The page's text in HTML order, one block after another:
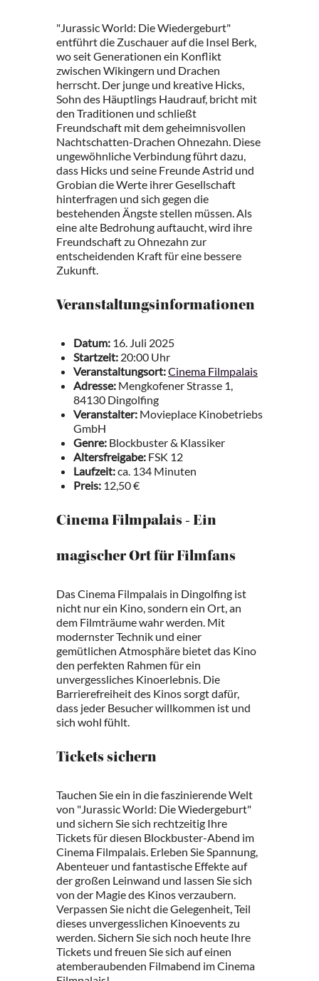
"Jurassic World: Die Wiedergeburt"
entführt die Zuschauer auf die Insel Berk,
wo seit Generationen ein Konflikt
zwischen Wikingern und Drachen
herrscht. Der junge und kreative Hicks,
Sohn des Häuptlings Haudrauf, bricht mit
den Traditionen und schließt
Freundschaft mit dem geheimnisvollen
Nachtschatten-Drachen Ohnezahn. Diese
ungewöhnliche Verbindung führt dazu,
dass Hicks und seine Freunde Astrid und
Grobian die Werte ihrer Gesellschaft
hinterfragen und sich gegen die
bestehenden Ängste stellen müssen. Als
eine alte Bedrohung auftaucht, wird ihre
Freundschaft zu Ohnezahn zur
entscheidenden Kraft für eine bessere
Zukunft.
Veranstaltungsinformationen
Datum: 16. Juli 2025
Startzeit: 20:00 Uhr
Veranstaltungsort:Cinema Filmpalais
Adresse: Mengkofener Strasse 1,
84130 Dingolfing
Veranstalter: Movieplace Kinobetriebs
GmbH
Genre: Blockbuster & Klassiker
Altersfreigabe: FSK 12
Laufzeit:ca. 134 Minuten
Preis: 12,50 €
Cinema Filmpalais - Ein
magischer Ort für Filmfans
Das Cinema Filmpalais in Dingolfing ist
nicht nur ein Kino, sondern ein Ort, an
dem Filmträume wahr werden. Mit
modernster Technik und einer
gemütlichen Atmosphäre bietet das Kino
den perfekten Rahmen für ein
unvergessliches Kinoerlebnis. Die
Barrierefreiheit des Kinos sorgt dafür,
dass jeder Besucher willkommen ist und
sich wohl fühlt.
Tickets sichern
Tauchen Sie ein in die faszinierende Welt
von "Jurassic World: Die Wiedergeburt"
und sichern Sie sich rechtzeitig Ihre
Tickets für diesen Blockbuster-Abend im
Cinema Filmpalais. Erleben Sie Spannung,
Abenteuer und fantastische Effekte auf
der großen Leinwand und lassen Sie sich
von der Magie des Kinos verzaubern.
Verpassen Sie nicht die Gelegenheit, Teil
dieses unvergesslichen Kinoevents zu
werden. Sichern Sie sich noch heute Ihre
Tickets und freuen Sie sich auf einen
atemberaubenden Filmabend im Cinema